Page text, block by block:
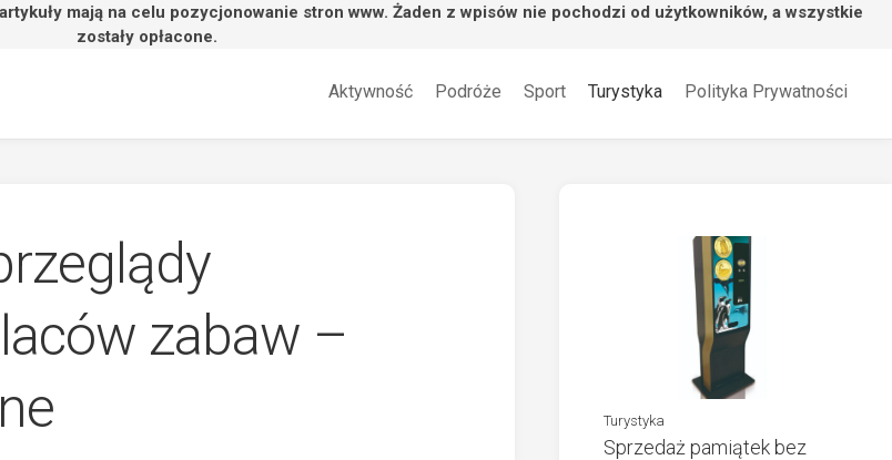
mają na celu pozycjonowanie stron www. Żaden z wpisów nie pochodzi od użytkowników, a wszystkie
zostały opłacone.
Aktywność Podróże Sport Turystyka Polityka Prywatności
zabaw –
Turystyka
Sprzedaż pamiątek bez